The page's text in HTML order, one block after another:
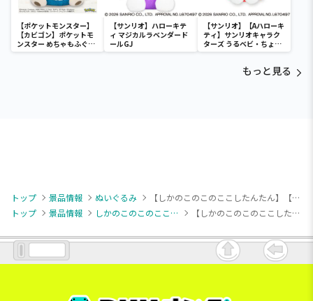
【ポケットモンスター】
【カビゴン】ポケットモ
ンスター めちゃもふぐっ
と ほっこりいやされぬい
【サンリオ】ハローキテ
ィ マジカルラベンダード
ールGJ
【サンリオ】【Aハローキ
ティ】サンリオキャラク
ターズ うるベビ・ちょい
デカドール
もっと見る
トップ 景品情報 ぬいぐるみ
【しかのこのこのここしたんたん】【B虎視虎子】しかのこのこのここしたんたん デフォルメぬいぐるみ シカ部
トップ
景品情報 しかのこのこのここしたんたん 【しかのこのこのここしたんたん】【B虎視虎子】しかのこのこのここしたんたん デフォルメぬいぐるみ シカ部